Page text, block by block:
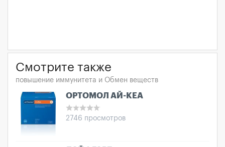
Смотрите также
повышение иммунитета и Обмен веществ
ОРТОМОЛ АЙ-КЕА
2746 просмотров